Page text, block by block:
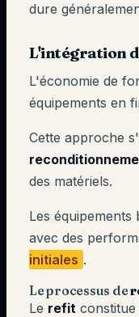
dure
L'intégration
L'économie de
équipements en
Cette approche
des matériels.
Les équipements
avec des
initiales .
Le processus de
Le refit